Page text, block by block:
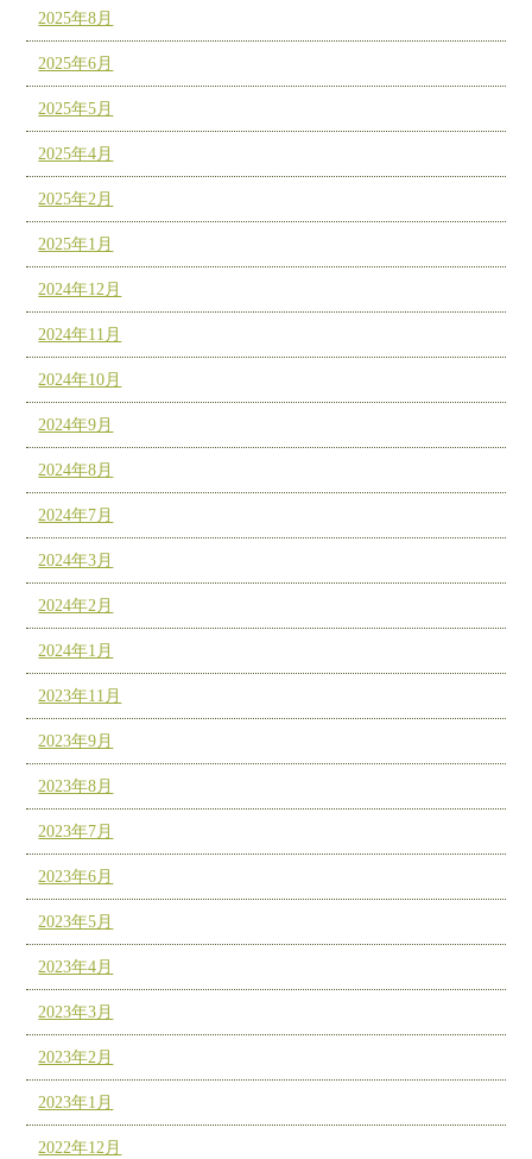
2025年8月
2025年6月
2025年5月
2025年4月
2025年2月
2025年1月
2024年12月
2024年11月
2024年10月
2024年9月
2024年8月
2024年7月
2024年3月
2024年2月
2024年1月
2023年11月
2023年9月
2023年8月
2023年7月
2023年6月
2023年5月
2023年4月
2023年3月
2023年2月
2023年1月
2022年12月